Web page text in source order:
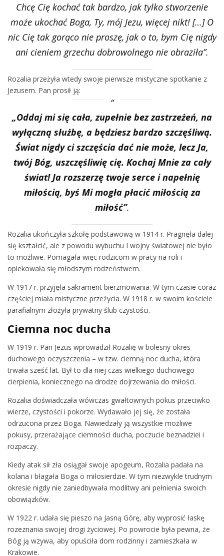
Chcę Cię kochać tak bardzo, jak tylko stworzenie
może ukochać Boga, Ty, mój Jezu, więcej nikt! […] O
nic Cię tak gorąco nie proszę, jak o to, bym Cię nigdy
ani cieniem grzechu dobrowolnego nie obraziła”.
Rozalia przeżyła wtedy swoje pierwsze mistyczne spotkanie z
Jezusem. Pan prosił ją:
„Oddaj mi się cała, zupełnie bez zastrzeżeń, na
wyłączną służbę, a będziesz bardzo szczęśliwą.
Świat nigdy ci szczęścia dać nie może, lecz Ja,
twój Bóg, uszczęśliwię cię. Kochaj Mnie za cały
świat! Ja rozszerzę twoje serce i napełnię
miłością, byś Mi mogła płacić miłością za
miłość”.
Rozalia ukończyła szkołę podstawową w 1914 r. Pragnęła dalej
się kształcić, ale z powodu wybuchu I wojny światowej nie było
to możliwe. Pomagała więc rodzicom w pracy na roli i
opiekowała się młodszym rodzeństwem.
W 1917 r. przyjęła sakrament bierzmowania. W tym czasie coraz
częściej miała mistyczne przeżycia. W 1918 r. w swoim kościele
parafialnym złożyła prywatny ślub czystości.
Ciemna noc ducha
W 1919 r. Pan Jezus wprowadził Rozalię w bolesny okres
duchowego oczyszczenia – w tzw. ciemną noc ducha, która
trwała sześć lat. Był to dla niej czas wielkiego duchowego
cierpienia, koniecznego na drodze dojrzewania do miłości.
Rozalia doświadczała wówczas gwałtownych pokus przeciwko
wierze, czystości i pokorze. Wydawało jej się, że została
odrzucona przez Boga. Nawiedzały ją wszystkie możliwe
pokusy, przerażające ciemności ducha, poczucie beznadziei i
rozpaczy.
Kiedy atak sił zła osiągał swoje apogeum, Rozalia padała na
kolana i błagała Boga o miłosierdzie. W tym niezwykle trudnym
okresie nigdy nie zaniedbywała modlitwy ani pełnienia swoich
obowiązków.
W 1922 r. udała się pieszo na Jasną Górę, aby wyprosić łaskę
rozeznania swojej drogi życiowej. Po powrocie była pewna, że
Bóg ją wzywa, aby opuściła dom rodzinny i zamieszkała w
Krakowie.